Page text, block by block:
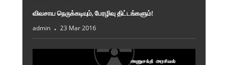
விவசாய நெருக்கடியும், பேரழிவு திட்டங்களும்!
admin 23 Mar 2016